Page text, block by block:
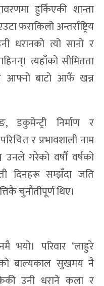
हुर्किएकी शान्ता
फराकिलो अन्तर्राष्ट्रिय
धरानको त्यो सानो र
त्यहाँको सीमितता
आफ्नो बाटो आफैं खन्न
डकुमेन्ट्री निर्माण र
र प्रभावशाली नाम
गरेको वर्षौं वर्षको
दिनहरू सम्झँदा जति
चुनौतीपूर्ण थिए।
भयो। परिवार ‘लाहुरे
बाल्यकाल सुखमय नै
उनी धराने कला र